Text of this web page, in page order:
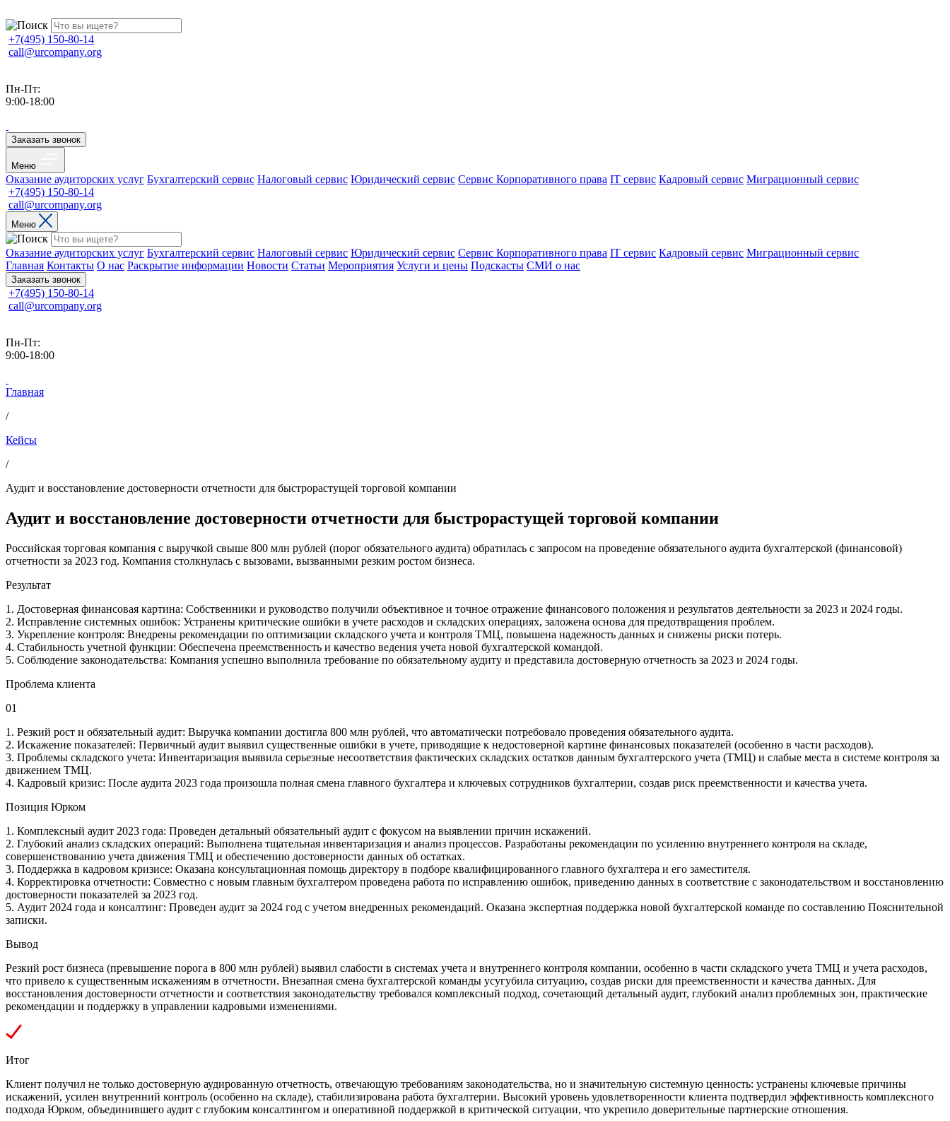
+7(495) 150-80-14
call@urcompany.org
Пн-Пт:
9:00-18:00
Заказать звонок
Меню
Оказание аудиторских услуг Бухгалтерский сервис Налоговый сервис Юридический сервис Сервис Корпоративного права IT сервис Кадровый сервис Миграционный сервис
+7(495) 150-80-14
call@urcompany.org
Меню
Оказание аудиторских услуг Бухгалтерский сервис Налоговый сервис Юридический сервис Сервис Корпоративного права IT сервис Кадровый сервис Миграционный сервис
Главная Контакты О нас Раскрытие информации Новости Статьи Мероприятия Услуги и цены Подскасты СМИ о нас
Заказать звонок
+7(495) 150-80-14
call@urcompany.org
Пн-Пт:
9:00-18:00
Главная
/
Кейсы
/
Аудит и восстановление достоверности отчетности для быстрорастущей торговой компании
Аудит и восстановление достоверности отчетности для быстрорастущей торговой компании
Российская торговая компания с выручкой свыше 800 млн рублей (порог обязательного аудита) обратилась с запросом на проведение обязательного аудита бухгалтерской (финансовой)
отчетности за 2023 год. Компания столкнулась с вызовами, вызванными резким ростом бизнеса.
Результат
1. Достоверная финансовая картина: Собственники и руководство получили объективное и точное отражение финансового положения и результатов деятельности за 2023 и 2024 годы.
2. Исправление системных ошибок: Устранены критические ошибки в учете расходов и складских операциях, заложена основа для предотвращения проблем.
3. Укрепление контроля: Внедрены рекомендации по оптимизации складского учета и контроля ТМЦ, повышена надежность данных и снижены риски потерь.
4. Стабильность учетной функции: Обеспечена преемственность и качество ведения учета новой бухгалтерской командой.
5. Соблюдение законодательства: Компания успешно выполнила требование по обязательному аудиту и представила достоверную отчетность за 2023 и 2024 годы.
Проблема клиента
01
1. Резкий рост и обязательный аудит: Выручка компании достигла 800 млн рублей, что автоматически потребовало проведения обязательного аудита.
2. Искажение показателей: Первичный аудит выявил существенные ошибки в учете, приводящие к недостоверной картине финансовых показателей (особенно в части расходов).
3. Проблемы складского учета: Инвентаризация выявила серьезные несоответствия фактических складских остатков данным бухгалтерского учета (ТМЦ) и слабые места в системе контроля за
движением ТМЦ.
4. Кадровый кризис: После аудита 2023 года произошла полная смена главного бухгалтера и ключевых сотрудников бухгалтерии, создав риск преемственности и качества учета.
Позиция Юрком
1. Комплексный аудит 2023 года: Проведен детальный обязательный аудит с фокусом на выявлении причин искажений.
2. Глубокий анализ складских операций: Выполнена тщательная инвентаризация и анализ процессов. Разработаны рекомендации по усилению внутреннего контроля на складе,
совершенствованию учета движения ТМЦ и обеспечению достоверности данных об остатках.
3. Поддержка в кадровом кризисе: Оказана консультационная помощь директору в подборе квалифицированного главного бухгалтера и его заместителя.
4. Корректировка отчетности: Совместно с новым главным бухгалтером проведена работа по исправлению ошибок, приведению данных в соответствие с законодательством и восстановлению
достоверности показателей за 2023 год.
5. Аудит 2024 года и консалтинг: Проведен аудит за 2024 год с учетом внедренных рекомендаций. Оказана экспертная поддержка новой бухгалтерской команде по составлению Пояснительной
записки.
⁠Вывод
Резкий рост бизнеса (превышение порога в 800 млн рублей) выявил слабости в системах учета и внутреннего контроля компании, особенно в части складского учета ТМЦ и учета расходов,
что привело к существенным искажениям в отчетности. Внезапная смена бухгалтерской команды усугубила ситуацию, создав риски для преемственности и качества данных. Для
восстановления достоверности отчетности и соответствия законодательству требовался комплексный подход, сочетающий детальный аудит, глубокий анализ проблемных зон, практические
рекомендации и поддержку в управлении кадровыми изменениями.
Итог
Клиент получил не только достоверную аудированную отчетность, отвечающую требованиям законодательства, но и значительную системную ценность: устранены ключевые причины
искажений, усилен внутренний контроль (особенно на складе), стабилизирована работа бухгалтерии. Высокий уровень удовлетворенности клиента подтвердил эффективность комплексного
подхода Юрком, объединившего аудит с глубоким консалтингом и оперативной поддержкой в критической ситуации, что укрепило доверительные партнерские отношения.